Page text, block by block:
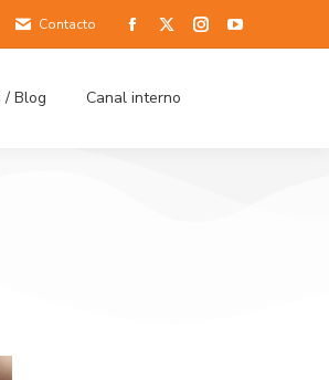
Contacto
/ Blog Canal interno